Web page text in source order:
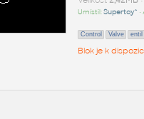
Umístil:Supertoy^
Control Valve entil
Blok je k